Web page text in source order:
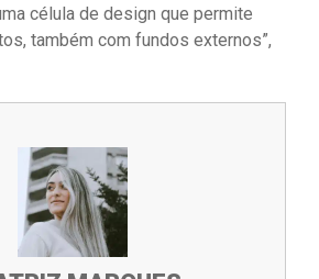
célula de design que permite
também com fundos externos”,